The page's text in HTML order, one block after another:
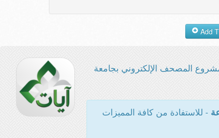
المصحف الإلكتروني بجامعة
- للاستفادة من كافة المميزات